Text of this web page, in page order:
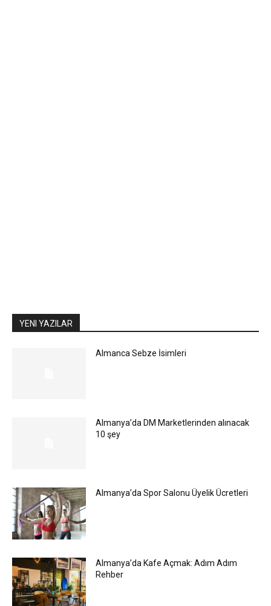
YENI YAZILAR
Almanca Sebze İsimleri
Almanya’da DM Marketlerinden alınacak
10 şey
Almanya’da Spor Salonu Üyelik Ücretleri
Almanya’da Kafe Açmak: Adım Adım
Rehber